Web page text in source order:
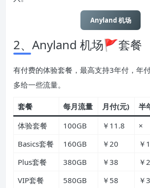
Anyland 机场
2、Anyland 机场🚩套餐
有付费的体验套餐，最高支持3年付，年
多给一些流量。
套餐 每月流量 月付(元) 半
体验套餐
100GB ￥11.8 ×
Basics套餐
160GB ￥20 ￥
Plus套餐
380GB ￥38 ￥
VIP套餐
580GB ￥58 ￥